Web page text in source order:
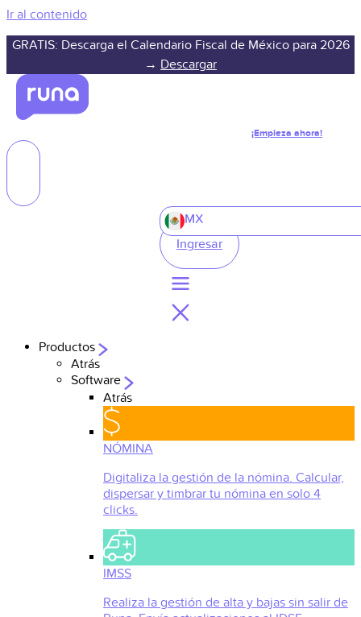
Ir al contenido
GRATIS: Descarga el Calendario Fiscal de México para 2026
→ Descargar
¡Empieza ahora!
MX
Ingresar
Productos
Atrás
Software
Atrás
NÓMINA
Digitaliza la gestión de la nómina. Calcular,
dispersar y timbrar tu nómina en solo 4
clicks.
IMSS
Realiza la gestión de alta y bajas sin salir de